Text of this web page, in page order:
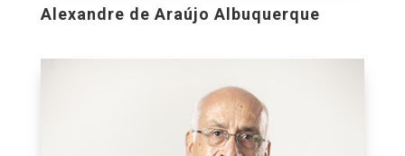
Alexandre de Araújo Albuquerque